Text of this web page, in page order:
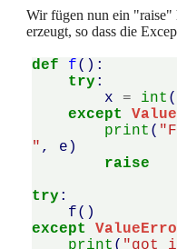
Wir fügen nun ein "raise"
erzeugt, so dass die
def f():
try :
x
= int (
except
print (
" , e )
raise
try :
f()
except
print ( "got